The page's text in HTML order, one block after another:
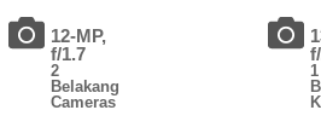
12-MP,
f/1.7
2
Belakang
Cameras
1